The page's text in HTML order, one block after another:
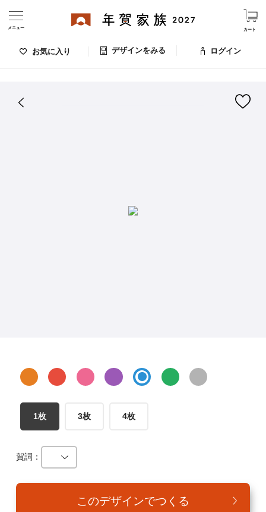
お気に入り デザインをみる
カート
ログイン
メニュー
デザインをみる
お問い合わせ
1枚 3枚 4枚
賀詞：